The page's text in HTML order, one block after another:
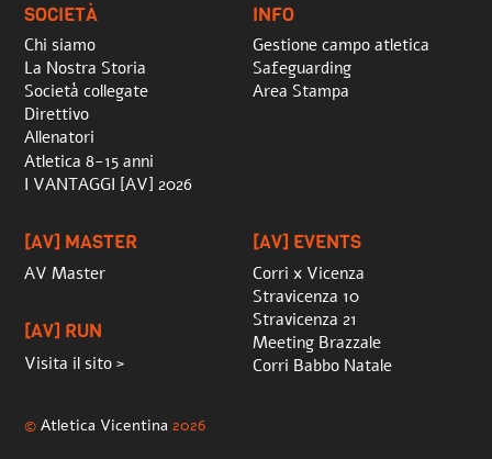
SOCIETÀ
Chi siamo
La Nostra Storia
Società collegate
Direttivo
Allenatori
Atletica 8-15 anni
I VANTAGGI [AV] 2026
INFO
Gestione campo atletica
Safeguarding
Area Stampa
[AV] MASTER
AV Master
[AV] RUN
Visita il sito >
[AV] EVENTS
Corri x Vicenza
Stravicenza 10
Stravicenza 21
Meeting Brazzale
Corri Babbo Natale
©Atletica Vicentina 2026